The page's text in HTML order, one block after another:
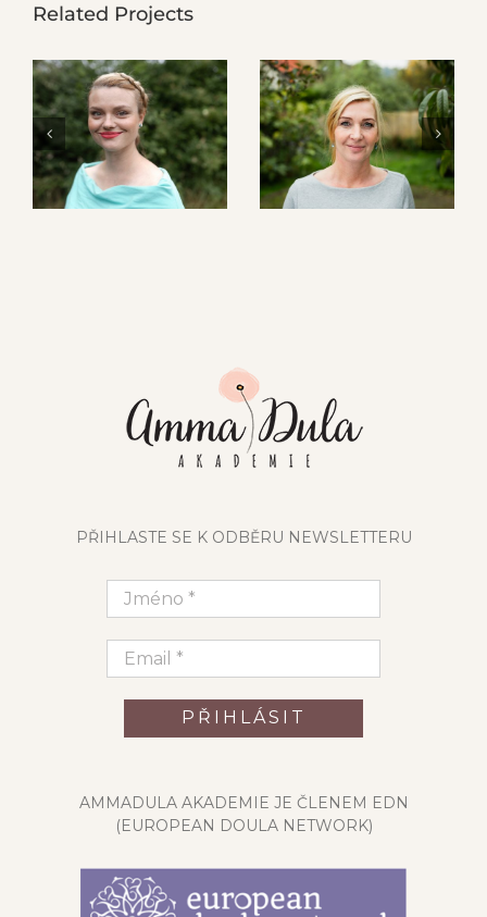
Related Projects
PŘIHLASTE SE K ODBĚRU NEWSLETTERU
AMMADULA AKADEMIE JE ČLENEM EDN
(EUROPEAN DOULA NETWORK)